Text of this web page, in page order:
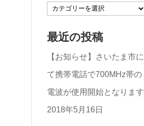
記
の
カ
テ
ゴ
リ
最近の投稿
【お知らせ】さいたま市に
て携帯電話で700MHz帯の
電波が使用開始となります
2018年5月16日